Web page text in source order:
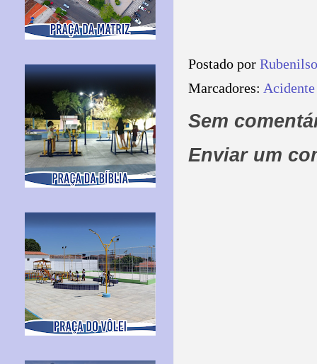
Postado por
Marcadores:
Sem
Enviar um